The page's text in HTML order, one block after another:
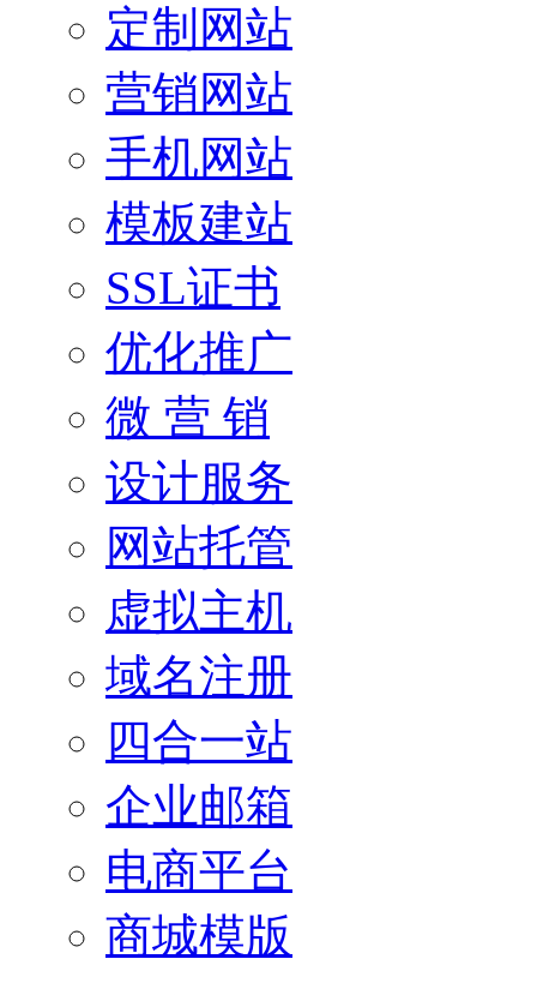
定制网站
营销网站
手机网站
模板建站
SSL证书
优化推广
微 营 销
设计服务
网站托管
虚拟主机
域名注册
四合一站
企业邮箱
电商平台
商城模版